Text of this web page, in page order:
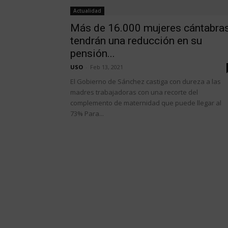
Actualidad
Más de 16.000 mujeres
tendrán una reducción en su
pensión...
USO Feb 13, 2021
El Gobierno de Sánchez castiga con dureza a las
madres trabajadoras con una recorte del
complemento de maternidad que puede llegar al
73% Para...